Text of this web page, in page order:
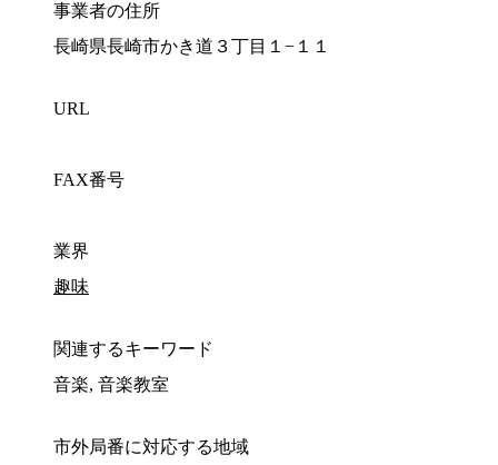
事業者の住所
長崎県長崎市かき道３丁目１−１１
URL
FAX番号
業界
趣味
関連するキーワード
音楽, 音楽教室
市外局番に対応する地域